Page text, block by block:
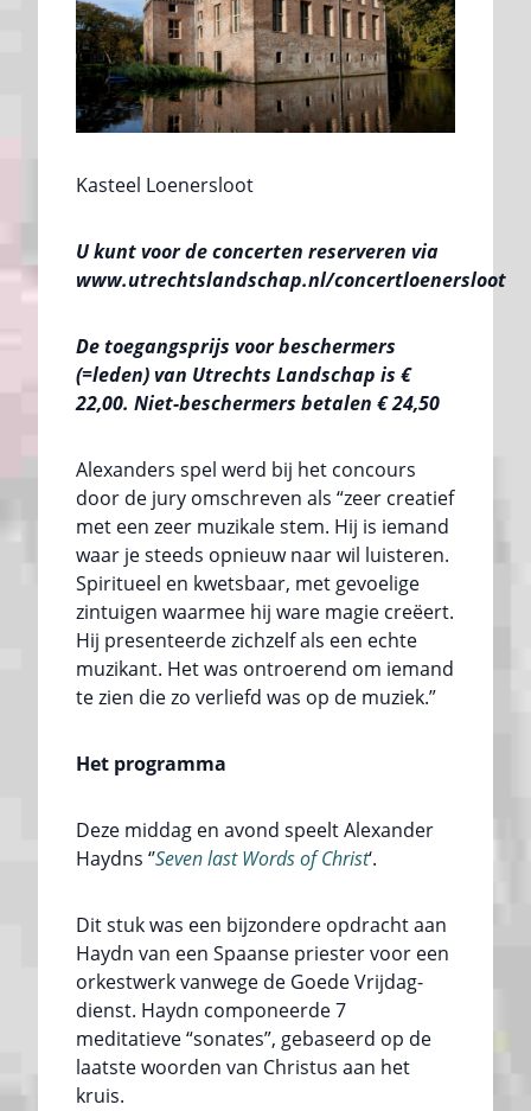
Kasteel Loenersloot
U kunt voor de concerten reserveren via
www.utrechtslandschap.nl/concertloenersloot
De toegangsprijs voor beschermers
(=leden) van Utrechts Landschap is €
22,00. Niet-beschermers betalen € 24,50
Alexanders spel werd bij het concours
door de jury omschreven als “zeer creatief
met een zeer muzikale stem. Hij is iemand
waar je steeds opnieuw naar wil luisteren.
Spiritueel en kwetsbaar, met gevoelige
zintuigen waarmee hij ware magie creëert.
Hij presenteerde zichzelf als een echte
muzikant. Het was ontroerend om iemand
te zien die zo verliefd was op de muziek.”
Het programma
Deze middag en avond speelt Alexander
Haydns ‘’Seven last Words of Christ‘.
Dit stuk was een bijzondere opdracht aan
Haydn van een Spaanse priester voor een
orkestwerk vanwege de Goede Vrijdag-
dienst. Haydn componeerde 7
meditatieve “sonates”, gebaseerd op de
laatste woorden van Christus aan het
kruis.